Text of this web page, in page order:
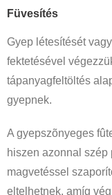
Füvesítés
Gyep létesítését
fektetésével
tápanyagfeltöltés
gyepnek.
A gyepszõnyeges
hiszen azonnal szép
magvetéssel
eltelhetnek, amíg